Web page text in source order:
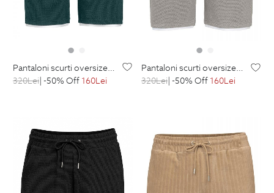
pantaloni scurti oversize verzi uni
320Lei| -50% Off 160Lei
pantaloni scurti oversize gri uni
320Lei | -50% Off 160Lei